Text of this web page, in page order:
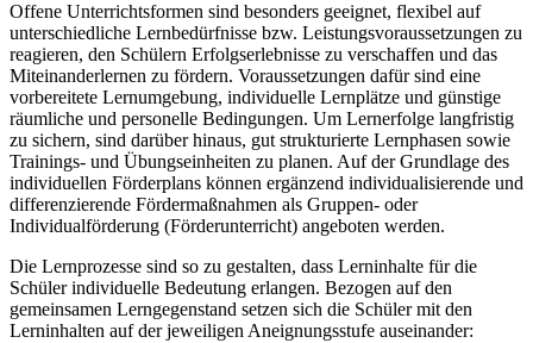
Offene Unterrichtsformen sind besonders geeignet, flexibel auf
unterschiedliche Lernbedürfnisse bzw. Leistungsvoraussetzungen zu
reagieren, den Schülern Erfolgserlebnisse zu verschaffen und das
Miteinanderlernen zu fördern. Voraussetzungen dafür sind eine
vorbereitete Lernumgebung, individuelle Lernplätze und günstige
räumliche und personelle Bedingungen. Um Lernerfolge langfristig
zu sichern, sind darüber hinaus, gut strukturierte Lernphasen sowie
Trainings- und Übungseinheiten zu planen. Auf der Grundlage des
individuellen Förderplans können ergänzend individualisierende und
differenzierende Fördermaßnahmen als Gruppen- oder
Individualförderung (Förderunterricht) angeboten werden.
Die Lernprozesse sind so zu gestalten, dass Lerninhalte für die
Schüler individuelle Bedeutung erlangen. Bezogen auf den
gemeinsamen Lerngegenstand setzen sich die Schüler mit den
Lerninhalten auf der jeweiligen Aneignungsstufe auseinander: